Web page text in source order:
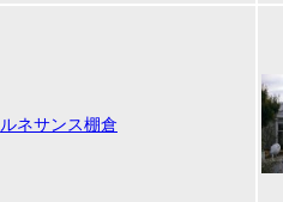
ルネサンス棚倉